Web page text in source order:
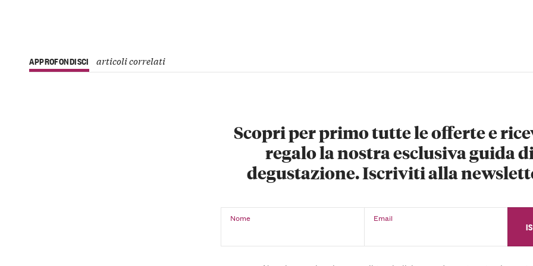
APPROFONDISCI articoli correlati
Scopri per primo tutte le offerte e
regalo la nostra esclusiva guida di
degustazione. Iscriviti alla
Nome Email